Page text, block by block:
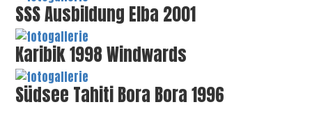
SSS Ausbildung Elba 2001
Karibik 1998 Windwards
Südsee Tahiti Bora Bora 1996